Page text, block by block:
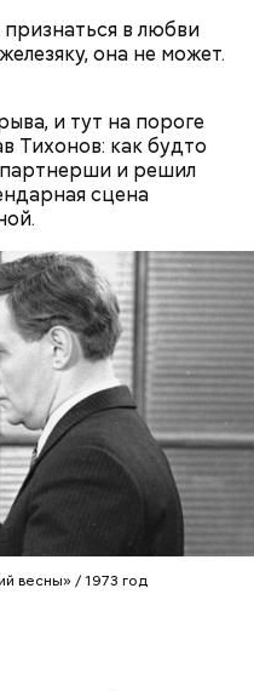
в любви
она не может.
и тут на пороге
Тихонов: как будто
партнерши и решил
сцена
весны» / 1973 год
лучше не есть:
системой;